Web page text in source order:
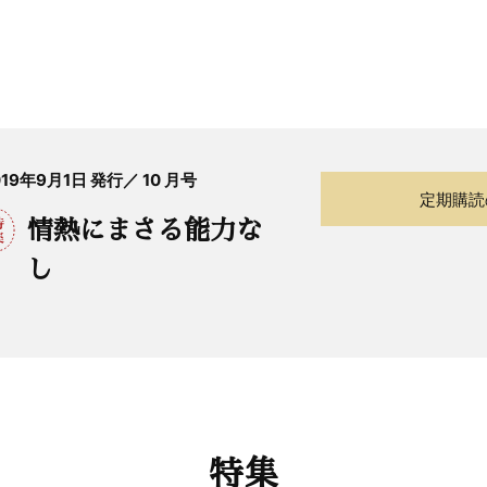
年9月1日 発行／ 10 月号
情熱にまさる能力な
し
定期購
特集